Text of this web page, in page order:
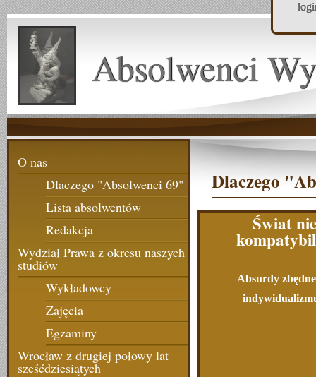
Absolwenci
O nas
Dlaczego "Absolwenci 69"
Lista absolwentów
Redakcja
Wydział Prawa z okresu naszych
studiów
Wykładowcy
Zajęcia
Egzaminy
Wrocław z drugiej połowy lat
sześćdziesiątych
Dlaczego
Świat nie
Absurdy